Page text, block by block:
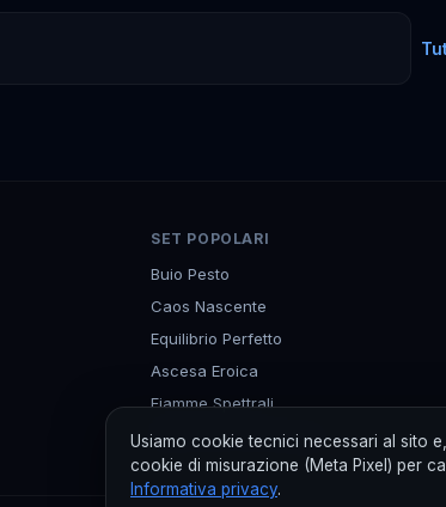
SET POPOLARI
Buio Pesto
Caos Nascente
Equilibrio Perfetto
Ascesa Eroica
Fiamme Spettrali
Black Star Promo Mega
Usiamo cookie tecnici necessari al sito e,
cookie di misurazione (Meta Pixel) per
Informativa privacy.